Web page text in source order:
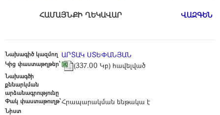
ՀԱՄԱՅՆՔԻ ՂԵԿԱՎԱՐ ՎԱԶԳԵՆ
Նախագիծ կազմող ԱՐՏԱԿ ՍՏԵՓԱՆՅԱՆ
Կից փաստաթղթեր՝ (337.00 Կբ) հավելված
Նախագծի
քննարկման
արձանագրությունը
Փակ փաստաթուղթ՝Հրապարակման ենթակա է
Նիստ